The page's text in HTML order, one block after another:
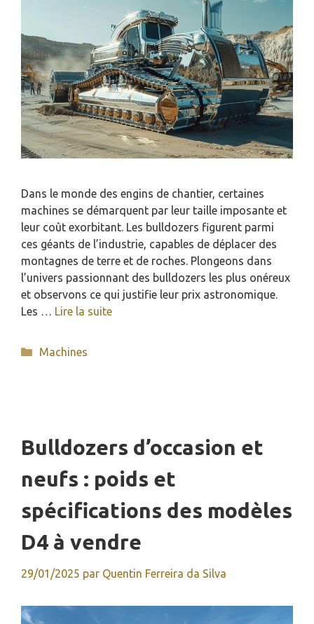
Dans le monde des engins de chantier, certaines
machines se démarquent par leur taille imposante et
leur coût exorbitant. Les bulldozers figurent parmi
ces géants de l’industrie, capables de déplacer des
montagnes de terre et de roches. Plongeons dans
l’univers passionnant des bulldozers les plus onéreux
et observons ce qui justifie leur prix astronomique.
Les … Lire la suite
Catégories
Machines
Bulldozers d’occasion et
neufs : poids et
spécifications des modèles
D4 à vendre
29/01/2025 par Quentin Ferreira da Silva